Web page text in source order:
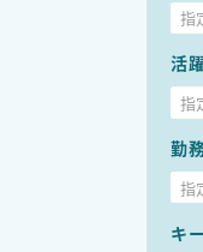
指
活
指
勤
指
キ